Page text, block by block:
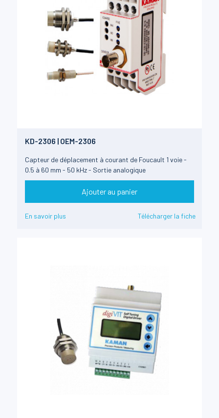
KD-2306 | OEM-2306
Capteur de déplacement à courant de Foucault 1 voie -
0.5 à 60 mm - 50 kHz - Sortie analogique
Ajouter au panier
En savoir plus Télécharger la fiche